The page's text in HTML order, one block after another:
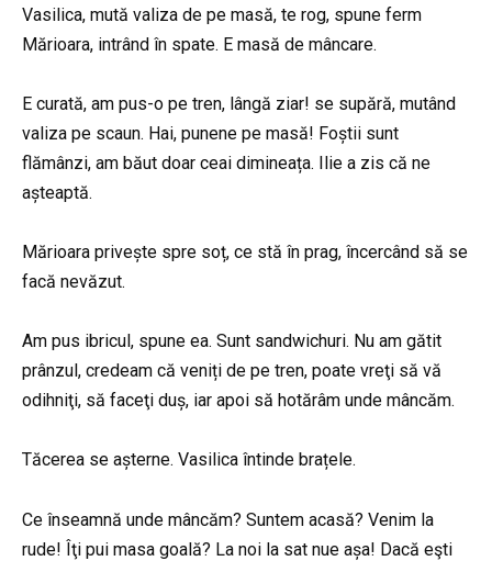
Vasilica, mută valiza de pe masă, te rog, spune ferm
Mărioara, intrând în spate. E masă de mâncare.
E curată, am pus-o pe tren, lângă ziar! se supără, mutând
valiza pe scaun. Hai, punene pe masă! Foștii sunt
flămânzi, am băut doar ceai dimineața. Ilie a zis că ne
așteaptă.
Mărioara privește spre soț, ce stă în prag, încercând să se
facă nevăzut.
Am pus ibricul, spune ea. Sunt sandwichuri. Nu am gătit
prânzul, credeam că veniți de pe tren, poate vreţi să vă
odihniţi, să faceţi duș, iar apoi să hotărâm unde mâncăm.
Tăcerea se așterne. Vasilica întinde brațele.
Ce înseamnă unde mâncăm? Suntem acasă? Venim la
rude! Îţi pui masa goală? La noi la sat nue așa! Dacă eşti